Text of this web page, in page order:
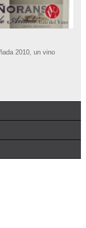
2010, un vino